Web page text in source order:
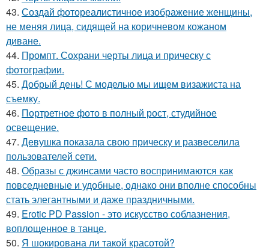
43. Создай фотореалистичное изображение женщины,
не меняя лица, сидящей на коричневом кожаном
диване.
44. Промпт. Сохрани черты лица и прическу с
фотографии.
45. Добрый день! С моделью мы ищем визажиста на
съемку.
46. Портретное фото в полный рост, студийное
освещение.
47. Девушка показала свою прическу и развеселила
пользователей сети.
48. Образы с джинсами часто воспринимаются как
повседневные и удобные, однако они вполне способны
стать элегантными и даже праздничными.
49. Erotic PD Passion - это искусство соблазнения,
воплощенное в танце.
50. Я шокирована ли такой красотой?